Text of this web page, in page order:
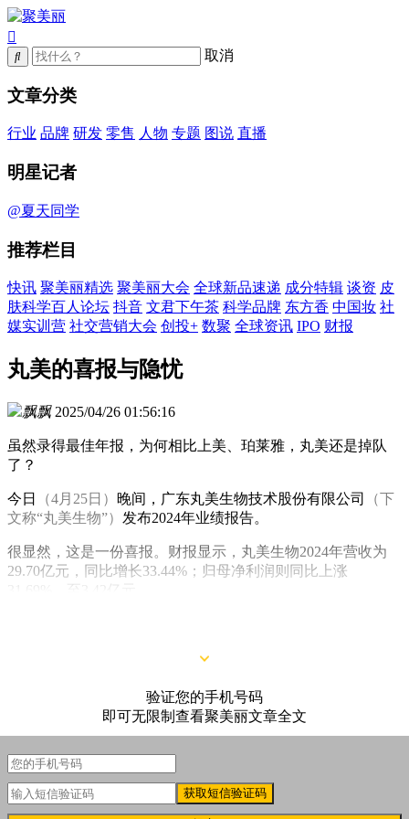
取消
文章分类
行业 品牌 研发 零售 人物 专题 图说 直播
明星记者
@夏天同学
推荐栏目
快讯 聚美丽精选 聚美丽大会 全球新品速递 成分特辑 谈资 皮
肤科学百人论坛 抖音 文君下午茶 科学品牌 东方香 中国妆 社
媒实训营 社交营销大会 创投+ 数聚 全球资讯 IPO 财报
丸美的喜报与隐忧
飘飘 2025/04/26 01:56:16
虽然录得最佳年报，为何相比上美、珀莱雅，丸美还是掉队
了？
今日 （4月25日） 晚间，广东丸美生物技术股份有限公司
（下
文称“丸美生物”） 发布2024年业绩报告。
很显然，这是一份喜报。财报显示，丸美生物2024年营收为
29.70亿元，同比增长33.44%；归母净利润则同比上涨
31.69%，至3.42亿元。
验证您的手机号码
即可无限制查看聚美丽文章全文
获取短信验证码